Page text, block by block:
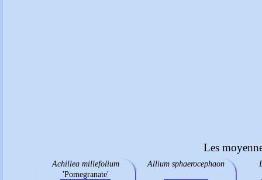
Les
Achillea millefolium
'Pomegranate'
Allium sphaerocephaon